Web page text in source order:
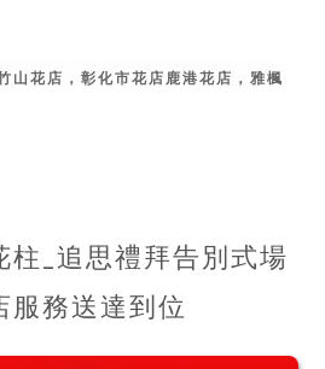
山花店，彰化市花店鹿港花店，雅楓
柱_追思禮拜告別式場
服務送達到位